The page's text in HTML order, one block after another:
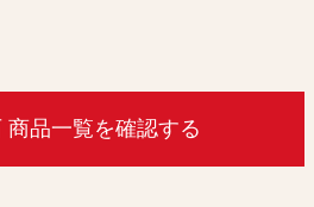
商品一覧を確認する